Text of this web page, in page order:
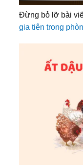
Đừng bỏ lỡ bài
gia tiên trong